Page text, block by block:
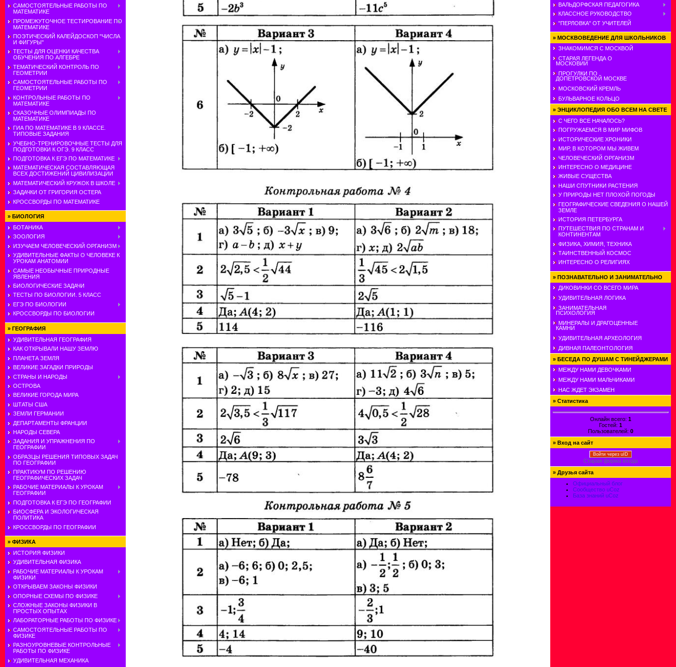
САМОСТОЯТЕЛЬНЫЕ РАБОТЫ ПО
МАТЕМАТИКЕ
ПРОМЕЖУТОЧНОЕ ТЕСТИРОВАНИЕ ПО
МАТЕМАТИКЕ
ПОЭТИЧЕСКИЙ КАЛЕЙДОСКОП "ЧИСЛА
И ФИГУРЫ"
ТЕСТЫ ДЛЯ ОЦЕНКИ КАЧЕСТВА
ОБУЧЕНИЯ ПО АЛГЕБРЕ
ТЕМАТИЧЕСКИЙ КОНТРОЛЬ ПО
ГЕОМЕТРИИ
САМОСТОЯТЕЛЬНЫЕ РАБОТЫ ПО
ГЕОМЕТРИИ
КОНТРОЛЬНЫЕ РАБОТЫ ПО
МАТЕМАТИКЕ
СКАЗОЧНЫЕ ОЛИМПИАДЫ ПО
МАТЕМАТИКЕ
ГИА ПО МАТЕМАТИКЕ В 9 КЛАССЕ.
ТИПОВЫЕ ЗАДАНИЯ
УЧЕБНО-ТРЕНИРОВОЧНЫЕ ТЕСТЫ ДЛЯ
ПОДГОТОВКИ К ОГЭ. 9 КЛАСС
ПОДГОТОВКА К ЕГЭ ПО МАТЕМАТИКЕ
МАТЕМАТИЧЕСКАЯ СОСТАВЛЯЮЩАЯ
ВСЕХ ДОСТИЖЕНИЙ ЦИВИЛИЗАЦИИ
МАТЕМАТИЧЕСКИЙ КРУЖОК В ШКОЛЕ
ЗАДАЧКИ ОТ ГРИГОРИЯ ОСТЕРА
КРОССВОРДЫ ПО МАТЕМАТИКЕ
» БИОЛОГИЯ
БОТАНИКА
ЗООЛОГИЯ
ИЗУЧАЕМ ЧЕЛОВЕЧЕСКИЙ ОРГАНИЗМ
УДИВИТЕЛЬНЫЕ ФАКТЫ О ЧЕЛОВЕКЕ К
УРОКАМ АНАТОМИИ
САМЫЕ НЕОБЫЧНЫЕ ПРИРОДНЫЕ
ЯВЛЕНИЯ
БИОЛОГИЧЕСКИЕ ЗАДАЧИ
ТЕСТЫ ПО БИОЛОГИИ. 5 КЛАСС
ЕГЭ ПО БИОЛОГИИ
КРОССВОРДЫ ПО БИОЛОГИИ
» ГЕОГРАФИЯ
УДИВИТЕЛЬНАЯ ГЕОГРАФИЯ
КАК ОТКРЫВАЛИ НАШУ ЗЕМЛЮ
ПЛАНЕТА ЗЕМЛЯ
ВЕЛИКИЕ ЗАГАДКИ ПРИРОДЫ
СТРАНЫ И НАРОДЫ
ОСТРОВА
ВЕЛИКИЕ ГОРОДА МИРА
ШТАТЫ США
ЗЕМЛИ ГЕРМАНИИ
ДЕПАРТАМЕНТЫ ФРАНЦИИ
НАРОДЫ СЕВЕРА
ЗАДАНИЯ И УПРАЖНЕНИЯ ПО
ГЕОГРАФИИ
ОБРАЗЦЫ РЕШЕНИЯ ТИПОВЫХ ЗАДАЧ
ПО ГЕОГРАФИИ
ПРАКТИКУМ ПО РЕШЕНИЮ
ГЕОГРАФИЧЕСКИХ ЗАДАЧ
РАБОЧИЕ МАТЕРИАЛЫ К УРОКАМ
ГЕОГРАФИИ
ПОДГОТОВКА К ЕГЭ ПО ГЕОГРАФИИ
БИОСФЕРА И ЭКОЛОГИЧЕСКАЯ
ПОЛИТИКА
КРОССВОРДЫ ПО ГЕОГРАФИИ
» ФИЗИКА
ИСТОРИЯ ФИЗИКИ
УДИВИТЕЛЬНАЯ ФИЗИКА
РАБОЧИЕ МАТЕРИАЛЫ К УРОКАМ
ФИЗИКИ
ОТКРЫВАЕМ ЗАКОНЫ ФИЗИКИ
ОПОРНЫЕ СХЕМЫ ПО ФИЗИКЕ
СЛОЖНЫЕ ЗАКОНЫ ФИЗИКИ В
ПРОСТЫХ ОПЫТАХ
ЛАБОРАТОРНЫЕ РАБОТЫ ПО ФИЗИКЕ
САМОСТОЯТЕЛЬНЫЕ РАБОТЫ ПО
ФИЗИКЕ
РАЗНОУРОВНЕВЫЕ КОНТРОЛЬНЫЕ
РАБОТЫ ПО ФИЗИКЕ
УДИВИТЕЛЬНАЯ МЕХАНИКА
ВАЛЬДОРФСКАЯ ПЕДАГОГИКА
КЛАССНОЕ РУКОВОДСТВО
"ПЕРЛОВКА" ОТ УЧИТЕЛЕЙ
» МОСКВОВЕДЕНИЕ ДЛЯ ШКОЛЬНИКОВ
ЗНАКОМИМСЯ С МОСКВОЙ
СТАРАЯ ЛЕГЕНДА О
МОСКОВИИ
ПРОГУЛКИ ПО
ДОПЕТРОВСКОЙ МОСКВЕ
МОСКОВСКИЙ КРЕМЛЬ
БУЛЬВАРНОЕ КОЛЬЦО
» ЭНЦИКЛОПЕДИЯ ОБО ВСЕМ НА СВЕТЕ
С ЧЕГО ВСЕ НАЧАЛОСЬ?
ПОГРУЖАЕМСЯ В МИР МИФОВ
ИСТОРИЧЕСКИЕ ХРОНИКИ
МИР, В КОТОРОМ МЫ ЖИВЕМ
ЧЕЛОВЕЧЕСКИЙ ОРГАНИЗМ
ИНТЕРЕСНО О МЕДИЦИНЕ
ЖИВЫЕ СУЩЕСТВА
НАШИ СПУТНИКИ РАСТЕНИЯ
У ПРИРОДЫ НЕТ ПЛОХОЙ ПОГОДЫ
ГЕОГРАФИЧЕСКИЕ СВЕДЕНИЯ О НАШЕЙ
ЗЕМЛЕ
ИСТОРИЯ ПЕТЕРБУРГА
ПУТЕШЕСТВИЯ ПО СТРАНАМ И
КОНТИНЕНТАМ
ФИЗИКА, ХИМИЯ, ТЕХНИКА
ТАИНСТВЕННЫЙ КОСМОС
ИНТЕРЕСНО О РЕЛИГИЯХ
» ПОЗНАВАТЕЛЬНО И ЗАНИМАТЕЛЬНО
ДИКОВИНКИ СО ВСЕГО МИРА
УДИВИТЕЛЬНАЯ ЛОГИКА
ЗАНИМАТЕЛЬНАЯ
ПСИХОЛОГИЯ
МИНЕРАЛЫ И ДРАГОЦЕННЫЕ
КАМНИ
УДИВИТЕЛЬНАЯ АРХЕОЛОГИЯ
ДИВНАЯ ПАЛЕОНТОЛОГИЯ
» БЕСЕДА ПО ДУШАМ С ТИНЕЙДЖЕРАМИ
МЕЖДУ НАМИ ДЕВОЧКАМИ
МЕЖДУ НАМИ МАЛЬЧИКАМИ
НАС ЖДЕТ ЭКЗАМЕН
» Статистика
Онлайн всего: 1
Гостей: 1
Пользователей: 0
» Вход на сайт
Войти через uID
Старая форма входа
» Друзья сайта
Официальный блог
Сообщество uCoz
База знаний uCoz